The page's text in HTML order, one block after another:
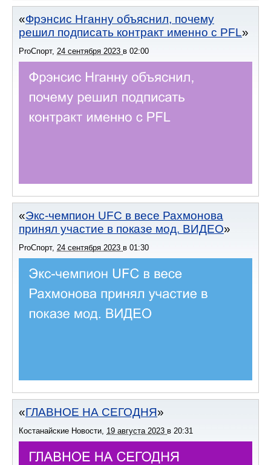
Фрэнсис Нганну объяснил, почему
решил подписать контракт именно с PFL
ProСпорт, 24 сентября 2023 в 02:00
Экс-чемпион UFC в весе Рахмонова
принял участие в показе мод. ВИДЕО
ProСпорт, 24 сентября 2023 в 01:30
ГЛАВНОЕ НА СЕГОДНЯ
Костанайские Новости 19 августа 2023 в 20:31